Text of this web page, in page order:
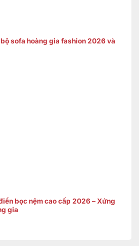
sofa hoàng gia fashion 2026 và
bọc nệm cao cấp 2026 – Xứng
gia